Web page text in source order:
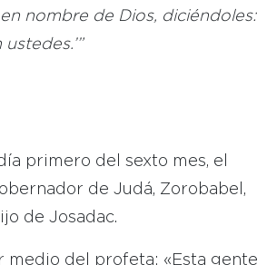
nombre de Dios, diciéndoles:
primero del sexto mes, el
de Judá, Zorobabel,
de Josadac.
medio del profeta: «Esta gente